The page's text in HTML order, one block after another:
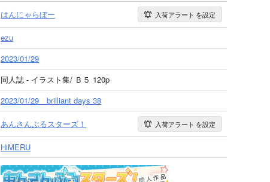
はんにゃらぼー 入荷アラート を設定
ezu
2023/01/29
同人誌 - イラスト集/ Ｂ５ 120p
2023/01/29 brilliant days 38
あんさんぶるスターズ！ 入荷アラート を設定
HiMERU